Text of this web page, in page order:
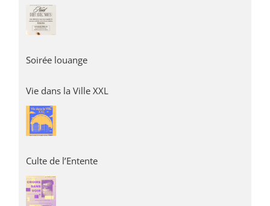
Soirée louange
Vie dans la Ville XXL
Culte de l’Entente